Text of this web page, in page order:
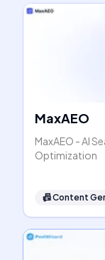
MaxAEO
MaxAEO - AI
Optimization
📠Content